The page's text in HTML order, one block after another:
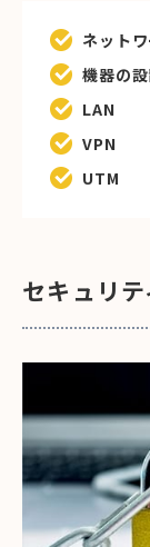
ネット
機器の
LAN
VPN
UTM
セキュリ